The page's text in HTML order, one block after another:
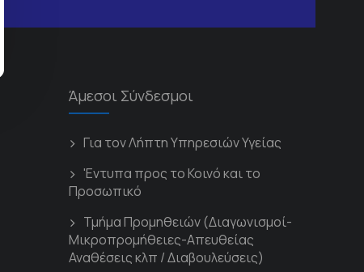
Άμεσοι Σύνδεσμοι
Για τον Λήπτη Υπηρεσιών Υγείας
'Εντυπα προς το Κοινό και το
Προσωπικό
Τμήμα Προμηθειών (Διαγωνισμοί-
Μικροπρομήθειες-Απευθείας
Αναθέσεις κλπ / Διαβουλεύσεις)